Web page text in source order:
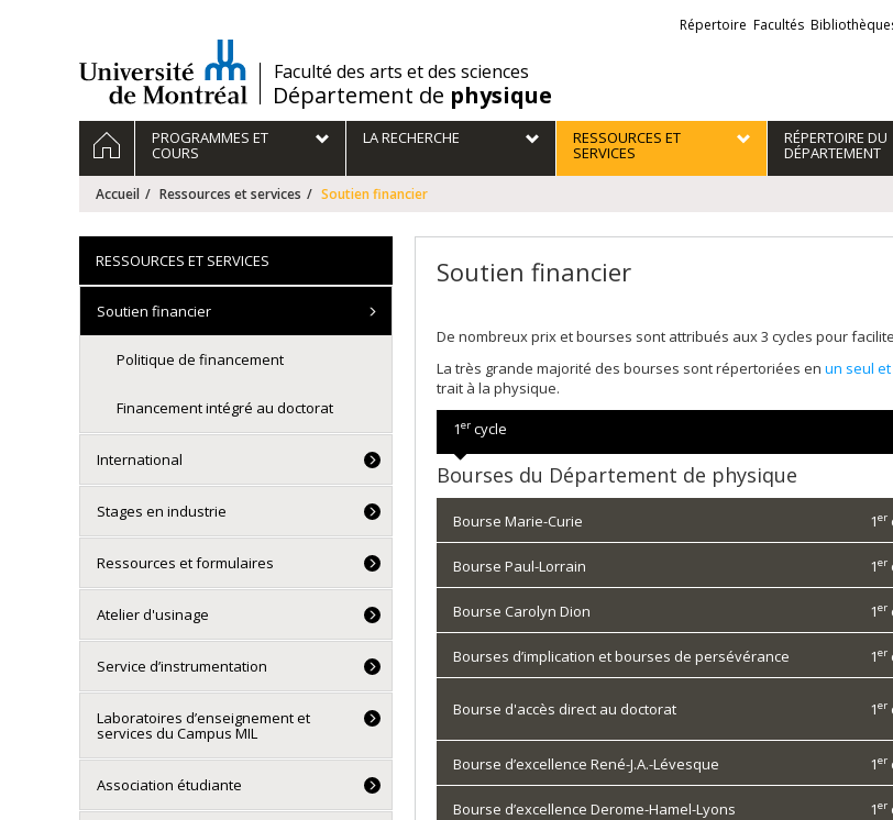
/Faculté des arts et des sciences
Département de physique
Liens
externes
Répertoire Facultés
Navigation
principale
ACCUEILPROGRAMMES ET
COURS
LA RECHERCHE RESSOURCES ET
SERVICES
RÉPERTOIRE DU
DÉPARTEMENT
Accueil Ressources et services Soutien financier
Soutien financier
De nombreux prix et bourses sont attribués aux 3 cycles pour
La très grande majorité des bourses sont répertoriées en un seul
trait à la physique.
1er cycle
Bourses du Département de physique
Bourse Marie-Curie 1er
Bourse Paul-Lorrain 1er
Bourse Carolyn Dion 1er
Bourses d’implication et bourses de persévérance 1er
Bourse d'accès direct au doctorat 1er
Bourse d’excellence René-J.A.-Lévesque 1er
Bourse d’excellence Derome-Hamel-Lyons 1er
RESSOURCES ET SERVICES
Soutien financier
Politique de financement
Financement intégré au doctorat
International
Stages en industrie
Ressources et formulaires
Atelier d'usinage
Service d’instrumentation
Laboratoires d’enseignement et
services du Campus MIL
Association étudiante